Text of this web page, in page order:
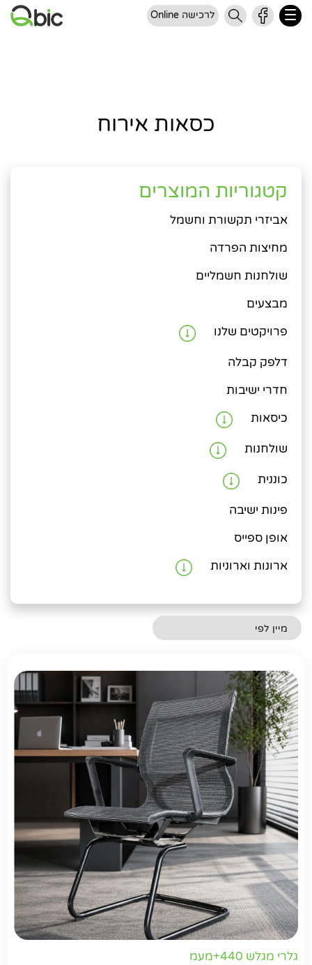
לרכישה Online
כסאות אירוח
קטגוריות המוצרים
אביזרי תקשורת וחשמל
מחיצות הפרדה
שולחנות חשמליים
מבצעים
פרויקטים שלנו
דלפק קבלה
חדרי ישיבות
כיסאות
שולחנות
כוננית
פינות ישיבה
אופן ספייס
ארונות וארוניות
גלרי מגלש 440+מעמ